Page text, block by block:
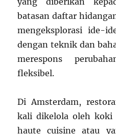
batasan daftar
mengeksplorasi ide-
dengan teknik dan
merespons
fleksibel.
Di Amsterdam,
kali dikelola oleh koki
haute cuisine atau